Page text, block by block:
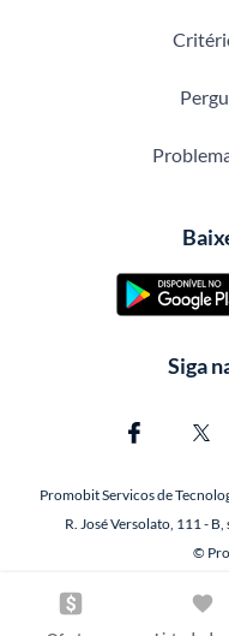
Siga
Promobit Servicos de
R. José Versolato, 111 -
©